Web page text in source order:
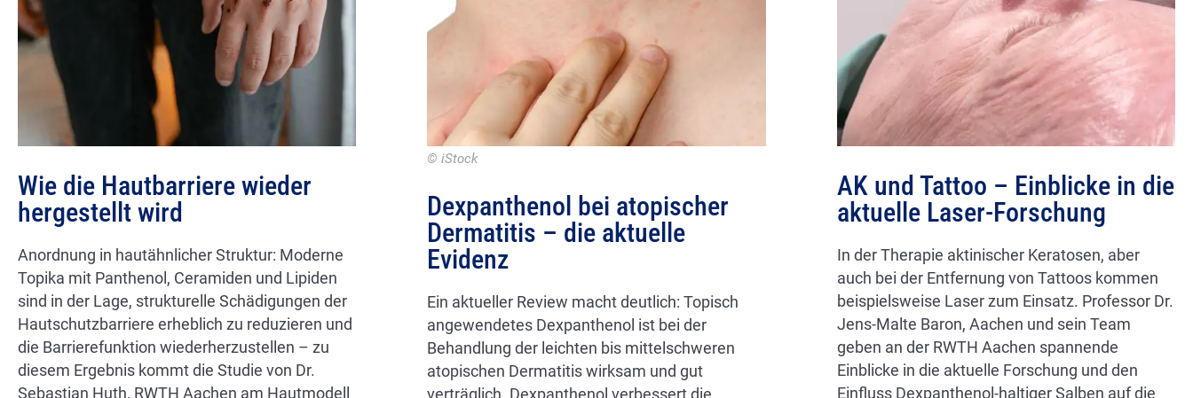
Wie die Hautbarriere wieder
hergestellt wird
Anordnung in hautähnlicher Struktur: Moderne
Topika mit Panthenol, Ceramiden und Lipiden
sind in der Lage, strukturelle Schädigungen der
Hautschutzbarriere erheblich zu reduzieren und
die Barrierefunktion wiederherzustellen – zu
diesem Ergebnis kommt die Studie von Dr.
Sebastian Huth, RWTH Aachen am Hautmodell
© iStock
Dexpanthenol bei atopischer
Dermatitis – die aktuelle
Evidenz
Ein aktueller Review macht deutlich: Topisch
angewendetes Dexpanthenol ist bei der
Behandlung der leichten bis mittelschweren
atopischen Dermatitis wirksam und gut
AK und Tattoo – Einblicke in die
aktuelle Laser-Forschung
In der Therapie aktinischer Keratosen, aber
auch bei der Entfernung von Tattoos kommen
beispielsweise Laser zum Einsatz. Professor Dr.
Jens-Malte Baron, Aachen und sein Team
geben an der RWTH Aachen spannende
Einblicke in die aktuelle Forschung und den
Einfluss Dexpanthenol-haltiger Salben auf die